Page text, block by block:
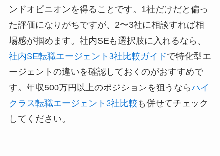
ンドオピニオンを得ることです。1社だけだと偏っ
た評価になりがちですが、2〜3社に相談すれば相
場感が掴めます。社内SEも選択肢に入れるなら、
社内SE転職エージェント3社比較ガイドで特化型エ
ージェントの違いを確認しておくのがおすすめで
す。年収500万円以上のポジションを狙うならハイ
クラス転職エージェント3社比較 も併せてチェック
してください。